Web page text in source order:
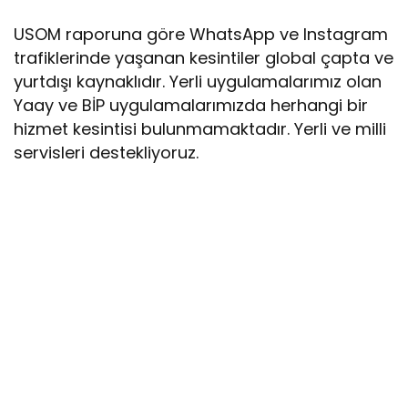
USOM raporuna göre WhatsApp ve Instagram
trafiklerinde yaşanan kesintiler global çapta ve
yurtdışı kaynaklıdır. Yerli uygulamalarımız olan
Yaay ve BİP uygulamalarımızda herhangi bir
hizmet kesintisi bulunmamaktadır. Yerli ve milli
servisleri destekliyoruz.